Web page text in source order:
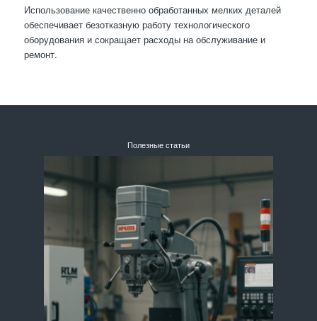
Использование качественно обработанных мелких деталей
обеспечивает безотказную работу технологического
оборудования и сокращает расходы на обслуживание и
ремонт.
Полезные статьи